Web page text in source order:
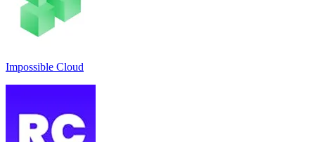
Impossible Cloud